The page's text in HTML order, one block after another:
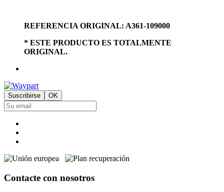
REFERENCIA ORIGINAL: A361-109000
* ESTE PRODUCTO ES TOTALMENTE
ORIGINAL.
Contacte con nosotros